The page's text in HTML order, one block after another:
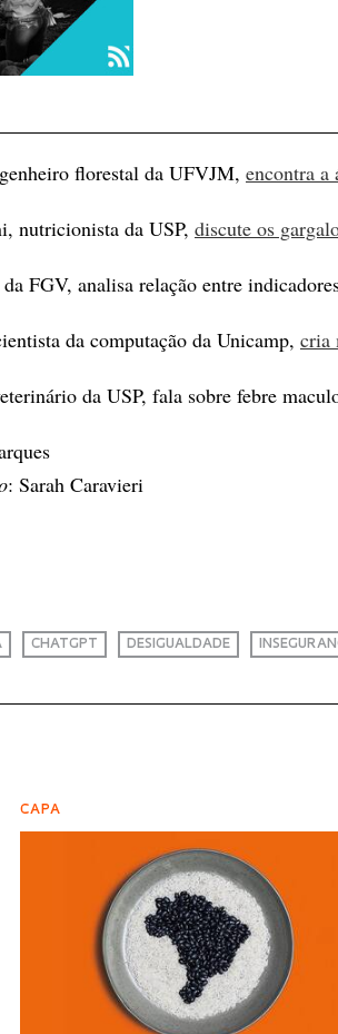
florestal da UFVJM, encontra a
nutricionista da USP, discute os
FGV, analisa relação entre
da computação da Unicamp, cria
da USP, fala sobre febre
: Sarah Caravieri
CHATGPT DESIGUALDADE